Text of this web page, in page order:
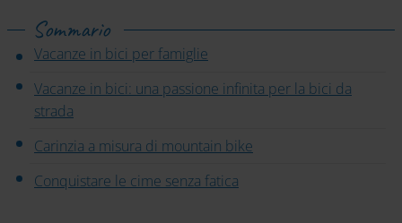
Sommario
Vacanze in bici per famiglie
Vacanze in bici: una passione infinita per la bici da
strada
Carinzia a misura di mountain bike
Conquistare le cime senza fatica